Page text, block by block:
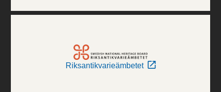
Riksantikvarieämbetet